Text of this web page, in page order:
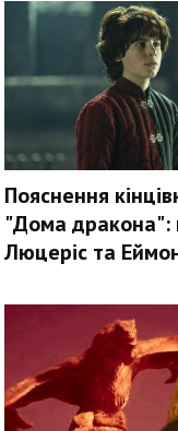
Пояснення
"Дома дракона":
Люцеріс та